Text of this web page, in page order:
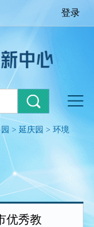
登录
>延庆园 >环境
优秀教